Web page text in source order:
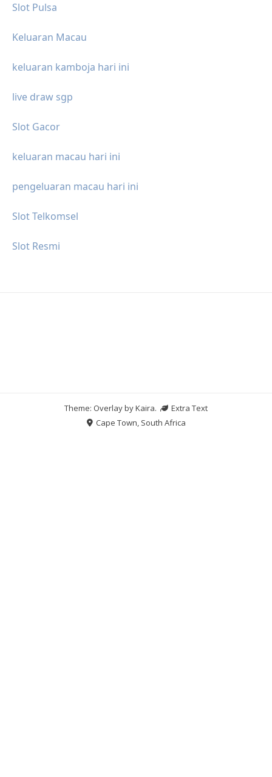
Slot Pulsa
Keluaran Macau
keluaran kamboja hari ini
live draw sgp
Slot Gacor
keluaran macau hari ini
pengeluaran macau hari ini
Slot Telkomsel
Slot Resmi
Theme: Overlay byKaira.
Extra Text
Cape Town, South Africa